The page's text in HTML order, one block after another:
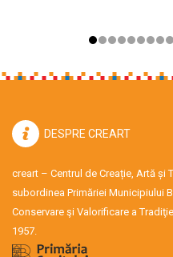
DESPRE CREART
creart – Centrul de Creație, Artă și
subordinea Primăriei Municipiului
Conservare şi Valorificare a
1957.